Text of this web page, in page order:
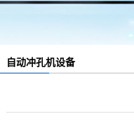
自动冲孔机设备